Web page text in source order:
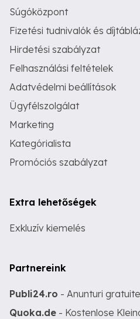
Súgóközpont
Fizetési tudnivalók és
Hirdetési szabályzat
Felhasználási feltételek
Adatvédelmi beállítások
Ügyfélszolgálat
Marketing
Kategórialista
Promóciós szabályzat
Extra lehetőségek
Exkluzív kiemelés
Partnereink
Publi24.ro - Anunturi gratuite
Quoka.de - Kostenlose